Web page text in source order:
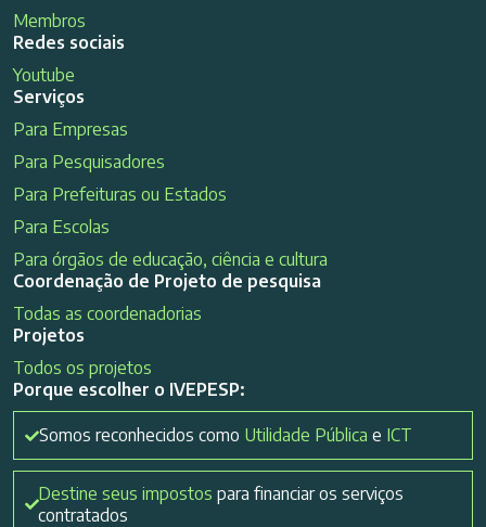
Membros
Redes sociais
Youtube
Serviços
Para Empresas
Para Pesquisadores
Para Prefeituras ou Estados
Para Escolas
Para órgãos de educação, ciência e cultura
Coordenação de Projeto de pesquisa
Todas as coordenadorias
Projetos
Todos os projetos
Porque escolher o IVEPESP:
Somos reconhecidos como Utilidade Pública e ICT
Destine seus impostos para financiar os serviços
contratados